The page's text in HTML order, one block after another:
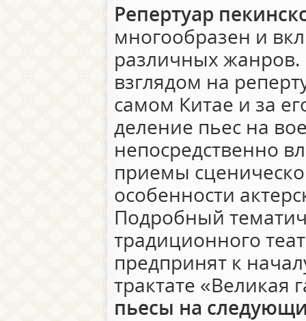
Репертуар
многообразен и
различных
взглядом на
самом Китае и за
деление пьес на
непосредственно
приемы
особенности
Подробный
традиционного
предпринят к
трактате
пьесы на